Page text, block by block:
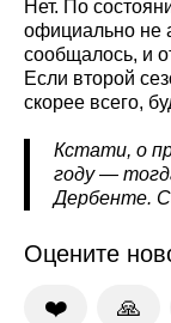
Нет. По
официально не
сообщалось, и
Если второй
скорее всего,
Кстати, о
году —
Дербенте.
Оцените
❤️ 🙏